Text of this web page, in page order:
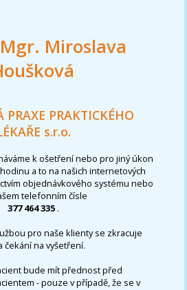
Miroslava
PRAXE PRAKTICKÉHO
s.r.o.
k ošetření nebo pro jiný úkon
a to na našich internetových
objednávkového systému nebo
telefonním čísle
377 464 335 .
pro naše klienty se zkracuje
čekání na vyšetření.
bude mít přednost před
- pouze v případě, že se v